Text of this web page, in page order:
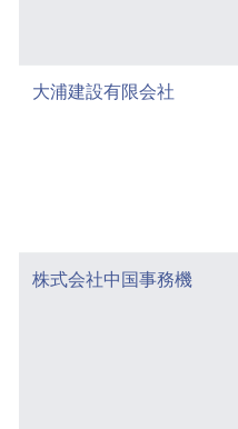
大浦建設有限会社
株式会社中国事務機